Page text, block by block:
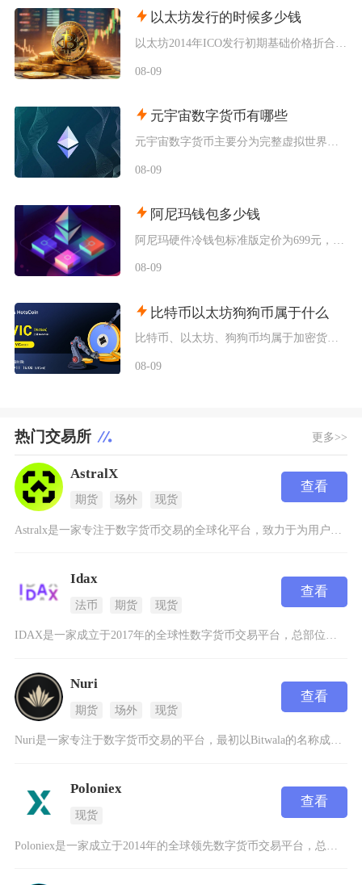
以太坊发行的时候多少钱
08-09
元宇宙数字货币有哪些
08-09
阿尼玛钱包多少钱
08-09
比特币以太坊狗狗币属于什么
比特币、以太坊、狗狗币均属于加密货币（数字货币）范畴，同时被美国SEC与CFTC联合认定为
08-09
热门交易所 更多>>
AstralX
期货 场外 现货
查看
Idax
法币 期货 现货
查看
IDAX是一家成立于2017年的全球性数字货币交易平台，总部位于爱沙尼亚塔林市，并在多个国
Nuri
期货 场外 现货
查看
Nuri是一家专注于数字货币交易的平台，最初以Bitwala的名称成立于2015年，后来更
Poloniex
现货
查看